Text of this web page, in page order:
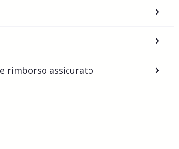
e rimborso assicurato